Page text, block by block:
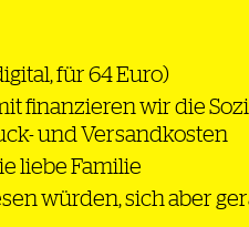
für 64 Euro)
finanzieren wir die
und Versandkosten
liebe Familie
würden, sich aber